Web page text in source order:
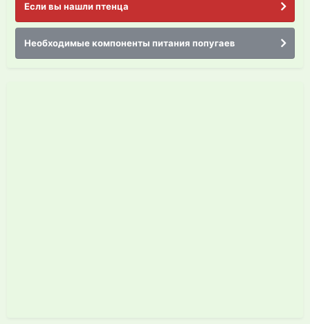
Если вы нашли птенца
Необходимые компоненты питания попугаев